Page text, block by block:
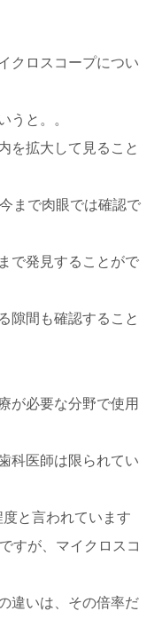
クロスコープについ
と。。
を拡大して見ること
まで肉眼では確認で
で発見することがで
隙間も確認すること
が必要な分野で使用
科医師は限られてい
と言われています
すが、マイクロスコ
違いは、その倍率だ